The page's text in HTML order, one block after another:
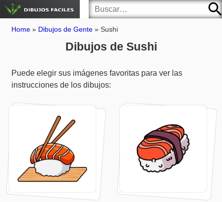
Home » Dibujos de Gente »Sushi
Dibujos de Sushi
Puede elegir sus imágenes favoritas para ver las
instrucciones de los dibujos: